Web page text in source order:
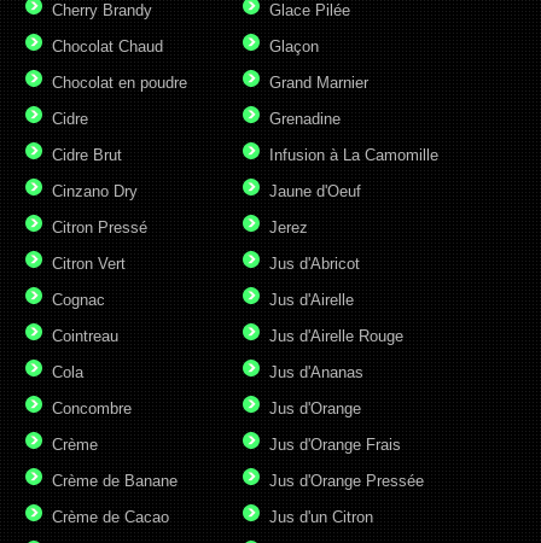
Cherry Brandy
Chocolat Chaud
Chocolat en poudre
Cidre
Cidre Brut
Cinzano Dry
Citron Pressé
Citron Vert
Cognac
Cointreau
Cola
Concombre
Crème
Crème de Banane
Crème de Cacao
Glace Pilée
Glaçon
Grand Marnier
Grenadine
Infusion à La Camomille
Jaune d'Oeuf
Jerez
Jus d'Abricot
Jus d'Airelle
Jus d'Airelle Rouge
Jus d'Ananas
Jus d'Orange
Jus d'Orange Frais
Jus d'Orange Pressée
Jus d'un Citron